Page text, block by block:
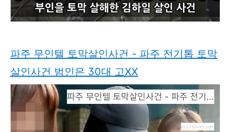
파주 무인텔 토막살인사건 - 파주 전기톱 토막
살인사건 범인은 30대 고XX
파주 무인텔 토막살인사건 - 파주 전기톱 토막살인사건 범인은 30대 고XX
kiss7.tistory.com